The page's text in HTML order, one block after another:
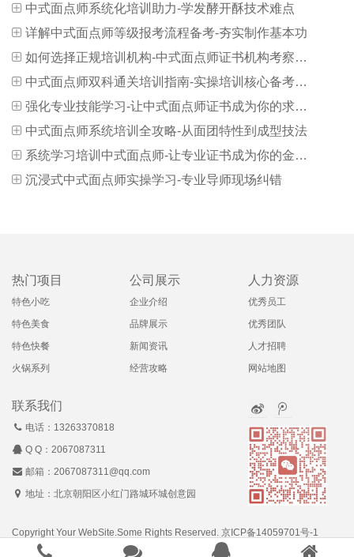
中式面点师系统化培训助力-学发酵开酥技术难点
详解中式面点师等级报考流程备考-夯实制作基本功
如何选择正规培训机构-中式面点师证书机构考察要点
中式面点师双科通关培训指南-实操培训核心备考策略
强化专业技能学习-让中式面点师证书成为你的求职加分项
中式面点师系统培训全攻略-从面团特性到成型技法
系统学习培训中式面点师-让专业证书成为你的金字招牌
沉浸式中式面点师实操学习-专业导师现场纠错
热门项目
特色小吃
特色美食
特色快餐
火锅系列
公司展示
企业介绍
品牌展示
新闻资讯
经营攻略
人力资源
优秀员工
优秀团队
人才招聘
网站地图
联系我们
电话：13263370818
Q Q： 2067087311
邮箱：2067087311@qq.com
地址：北京朝阳区小红门路城环城创意园
Copyright Your WebSite.Some Rights Reserved. 京ICP备14059701号-1
Powered by Z-Blog ·
可乎网络